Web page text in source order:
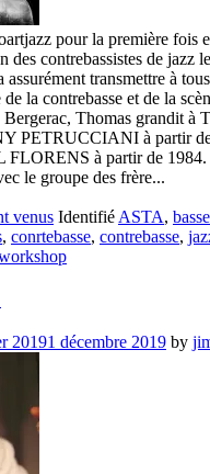
pour la première fois
des contrebassistes de jazz
assurément transmettre à
la contrebasse et de la
Bergerac, Thomas grandit à
PETRUCCIANI à partir
à partir de 1984.
le groupe des frère...
venus Identifié ASTA, basse
, conrtebasse, contrebasse,
20191 décembre 2019 by